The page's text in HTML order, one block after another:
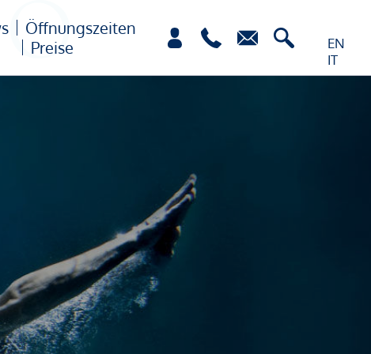
EN
IT
Öffnungszeiten
Preise